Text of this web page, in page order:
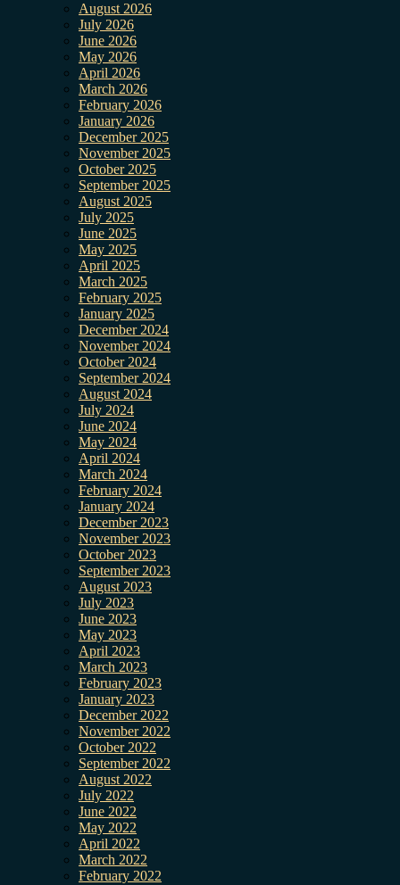
August 2026
July 2026
June 2026
May 2026
April 2026
March 2026
February 2026
January 2026
December 2025
November 2025
October 2025
September 2025
August 2025
July 2025
June 2025
May 2025
April 2025
March 2025
February 2025
January 2025
December 2024
November 2024
October 2024
September 2024
August 2024
July 2024
June 2024
May 2024
April 2024
March 2024
February 2024
January 2024
December 2023
November 2023
October 2023
September 2023
August 2023
July 2023
June 2023
May 2023
April 2023
March 2023
February 2023
January 2023
December 2022
November 2022
October 2022
September 2022
August 2022
July 2022
June 2022
May 2022
April 2022
March 2022
February 2022